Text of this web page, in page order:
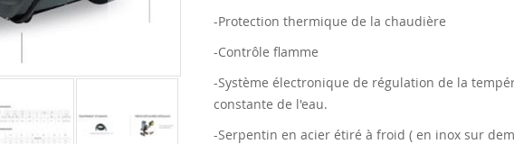
-Protection thermique de la chaudière
-Contrôle flamme
-Système électronique de régulation de la
constante de l'eau.
-Serpentin en acier étiré à froid ( en inox sur